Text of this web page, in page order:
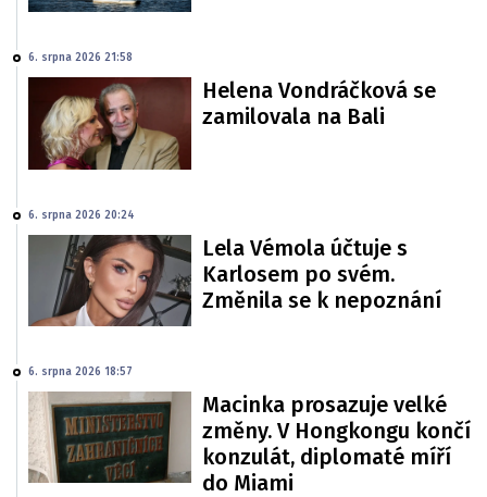
6. srpna 2026 21:58
Helena Vondráčková se
zamilovala na Bali
6. srpna 2026 20:24
Lela Vémola účtuje s
Karlosem po svém.
Změnila se k nepoznání
6. srpna 2026 18:57
Macinka prosazuje velké
změny. V Hongkongu končí
konzulát, diplomaté míří
do Miami